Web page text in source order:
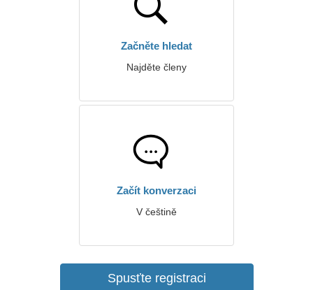
Začněte hledat
Najděte členy
Začít konverzaci
V češtině
Spusťte registraci